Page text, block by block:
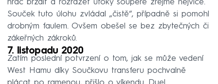
hráč brzdit a rozrážet útoky soupeře zřejmě nejvíce.
Souček tuto úlohu zvládal „čistě“, případně si pomohl
drobným faulem. Ovšem obešel se bez zbytečných či
zákeřných zákroků.
7. listopadu 2020
Zatím poslední potvrzení o tom, jak se může vedení
West Hamu díky Součkovu transferu pochvalně